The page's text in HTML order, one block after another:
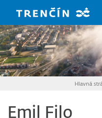
Hlavná
Emil Filo